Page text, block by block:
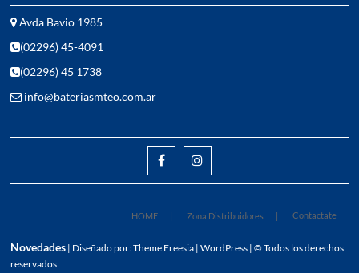
Avda Bavio 1985
(02296) 45-4091
(02296) 45 1738
info@bateriasmteo.com.ar
facebookinstagram
HOME Zona Distribuidores Contactate
Novedades | Diseñado por:Theme Freesia |WordPress | © Todos los derechos
reservados